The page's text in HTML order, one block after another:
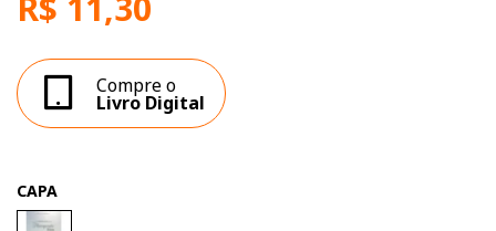
Compre o
Livro Digital
CAPA